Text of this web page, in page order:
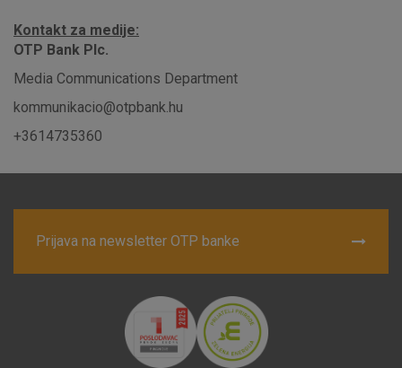
Kontakt za medije:
OTP Bank Plc.
Media Communications Department
kommunikacio@otpbank.hu
+3614735360
Prijava na newsletter OTP banke